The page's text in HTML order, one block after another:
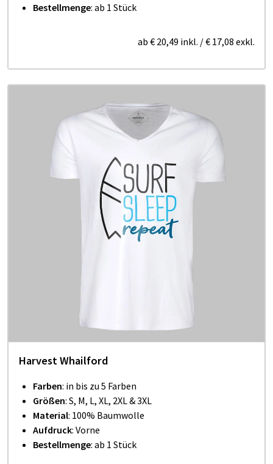
Bestellmenge: ab 1 Stück
ab € 20,49 inkl. /€ 17,08 exkl.
Harvest Whailford
Farben: in bis zu 5 Farben
Größen: S, M, L, XL, 2XL & 3XL
Material: 100% Baumwolle
Aufdruck: Vorne
Bestellmenge: ab 1 Stück